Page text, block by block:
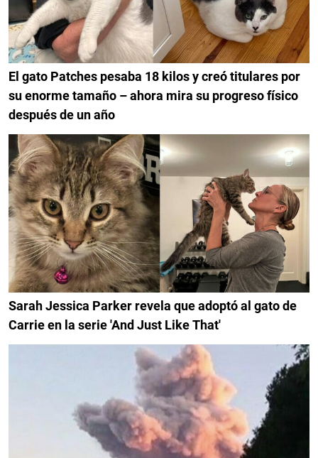
El gato Patches pesaba 18 kilos y creó titulares por
su enorme tamaño – ahora mira su progreso físico
después de un año
Sarah Jessica Parker revela que adoptó al gato de
Carrie en la serie 'And Just Like That'